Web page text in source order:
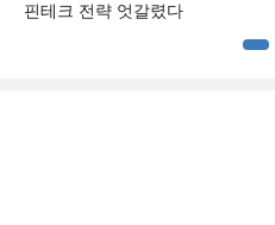
핀테크 전략 엇갈렸다